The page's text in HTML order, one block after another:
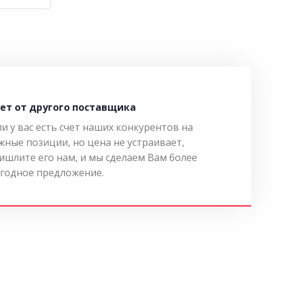
от другого поставщика
у вас есть счет наших конкурентов на
позиции, но цена не устраивает,
его нам, и мы сделаем Вам более
предложение.